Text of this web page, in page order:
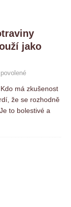
jako
má zkušenost
že se rozhodně
to bolestivé a